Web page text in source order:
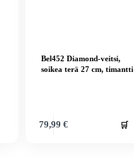
Bel452 Diamond-veitsi,
soikea terä 27 cm, timantti
79,99 € 🛒